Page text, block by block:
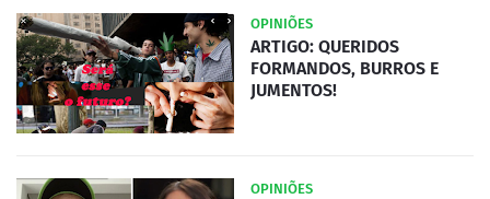
OPINIÕES
ARTIGO: QUERIDOS
FORMANDOS, BURROS E
JUMENTOS!
OPINIÕES